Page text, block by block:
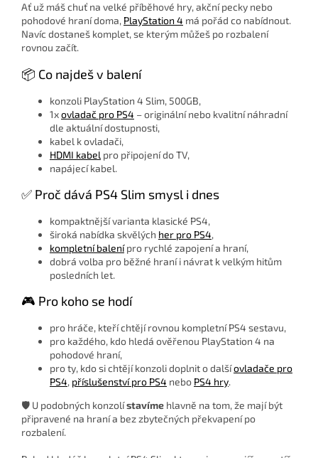
Ať už máš chuť na velké příběhové hry, akční pecky nebo
pohodové hraní doma, PlayStation 4 má pořád co nabídnout.
Navíc dostaneš komplet, se kterým můžeš po rozbalení
rovnou začít.
📦 Co najdeš v balení
konzoli PlayStation 4 Slim, 500GB,
1xovladač pro PS4 – originální nebo kvalitní náhradní
dle aktuální dostupnosti,
kabel k ovladači,
HDMI kabel pro připojení do TV,
napájecí kabel.
✅ Proč dává PS4 Slim smysl i dnes
kompaktnější varianta klasické PS4,
široká nabídka skvělých her pro PS4,
kompletní balenípro rychlé zapojení a hraní,
dobrá volba pro běžné hraní i návrat k velkým hitům
posledních let.
🎮 Pro koho se hodí
pro hráče, kteří chtějí rovnou kompletní PS4 sestavu,
pro každého, kdo hledá ověřenou PlayStation 4 na
pohodové hraní,
pro ty, kdo si chtějí konzoli doplnit o dalšíovladače pro
PS4, příslušenství pro PS4 nebo PS4 hry.
🛡️ U podobných konzolístavíme hlavně na tom, že mají být
připravené na hraní a bez zbytečných překvapení po
rozbalení.